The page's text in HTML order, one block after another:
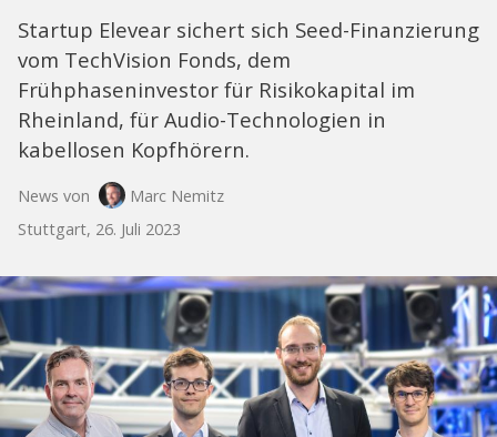
Startup Elevear sichert sich Seed-Finanzierung
vom TechVision Fonds, dem
Frühphaseninvestor für Risikokapital im
Rheinland, für Audio-Technologien in
kabellosen Kopfhörern.
News von
Marc Nemitz
Stuttgart, 26. Juli 2023